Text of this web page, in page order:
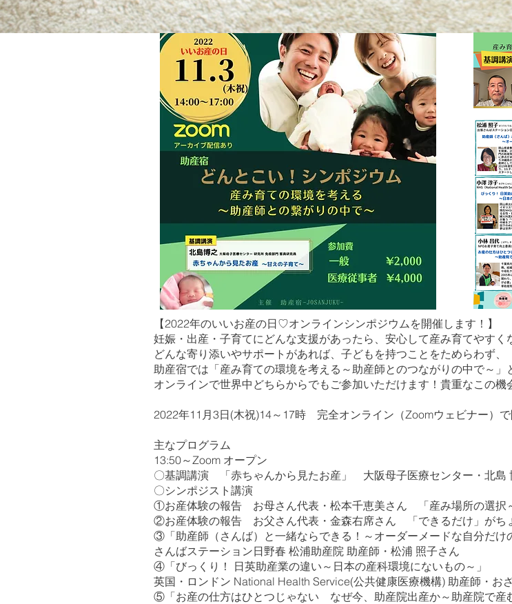
【2022年のいいお産の日♡オンラインシンポジウムを開催します！】
妊娠・出産・子育てにどんな支援があったら、安心して産み育てやすく
どんな寄り添いやサポートがあれば、子どもを持つことをためらわず、
助産宿では「産み育ての環境を考える～助産師とのつながりの中で～」
オンラインで世界中どちらからでもご参加いただけます！貴重なこの
2022年11月3日(木祝)14～17時 完全オンライン（Zoomウェビナー）
主なプログラム
13:50～Zoom オープン
〇基調講演 「赤ちゃんから見たお産」 大阪母子医療センター・北島
〇シンポジスト講演
①お産体験の報告 お母さん代表・松本千恵美さん 「産み場所の選択
②お産体験の報告 お父さん代表・金森右席さん 「できるだけ」がち
③「助産師（さんば）と一緒ならできる！～オーダーメードな自分だけ
さんばステーション日野春 松浦助産院 助産師・松浦 照子さん
④「びっくり！ 日英助産業の違い～日本の産科環境にないもの～」
英国・ロンドン National Health Service(公共健康医療機構) 助産師・お
⑤「お産の仕方はひとつじゃない なぜ今、助産院出産か～助産院で産